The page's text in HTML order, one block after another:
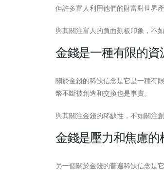
但許多富人利用他們的財富對世界
與其關注富人的負面刻板印象，不
金錢是一種有限的資
關於金錢的稀缺信念是它是一種有
幣不斷被創造和交換也是事實。
與其關注金錢的稀缺性，不如關注
金錢是壓力和焦慮的
另一個關於金錢的普遍稀缺信念是